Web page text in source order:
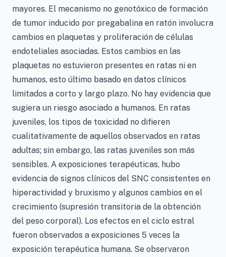
mayores. El mecanismo no genotóxico de formación
de tumor inducido por pregabalina en ratón involucra
cambios en plaquetas y proliferación de células
endoteliales asociadas. Estos cambios en las
plaquetas no estuvieron presentes en ratas ni en
humanos, esto último basado en datos clínicos
limitados a corto y largo plazo. No hay evidencia que
sugiera un riesgo asociado a humanos. En ratas
juveniles, los tipos de toxicidad no difieren
cualitativamente de aquellos observados en ratas
adultas; sin embargo, las ratas juveniles son más
sensibles. A exposiciones terapéuticas, hubo
evidencia de signos clínicos del SNC consistentes en
hiperactividad y bruxismo y algunos cambios en el
crecimiento (supresión transitoria de la obtención
del peso corporal). Los efectos en el ciclo estral
fueron observados a exposiciones 5 veces la
exposición terapéutica humana. Se observaron